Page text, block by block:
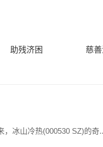
助残济困 慈
冰山冷热(000530 SZ)的奇